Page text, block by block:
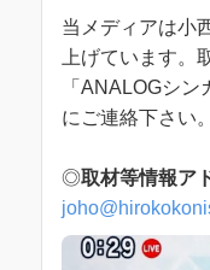
当メディアは小
上げています。
「ANALOGシ
にご連絡下さい。
◎取材等情報ア